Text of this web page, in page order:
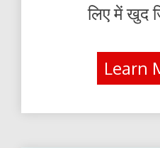
लिए में खुद
Learn